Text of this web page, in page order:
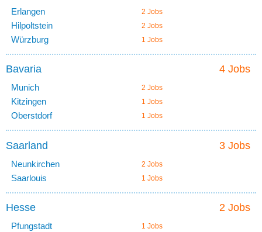
Erlangen 2 Jobs
Hilpoltstein 2 Jobs
Würzburg 1 Jobs
4 Jobs
Bavaria
Munich 2 Jobs
Kitzingen 1 Jobs
Oberstdorf 1 Jobs
3 Jobs
Saarland
Neunkirchen 2 Jobs
Saarlouis 1 Jobs
2 Jobs
Hesse
Pfungstadt 1 Jobs